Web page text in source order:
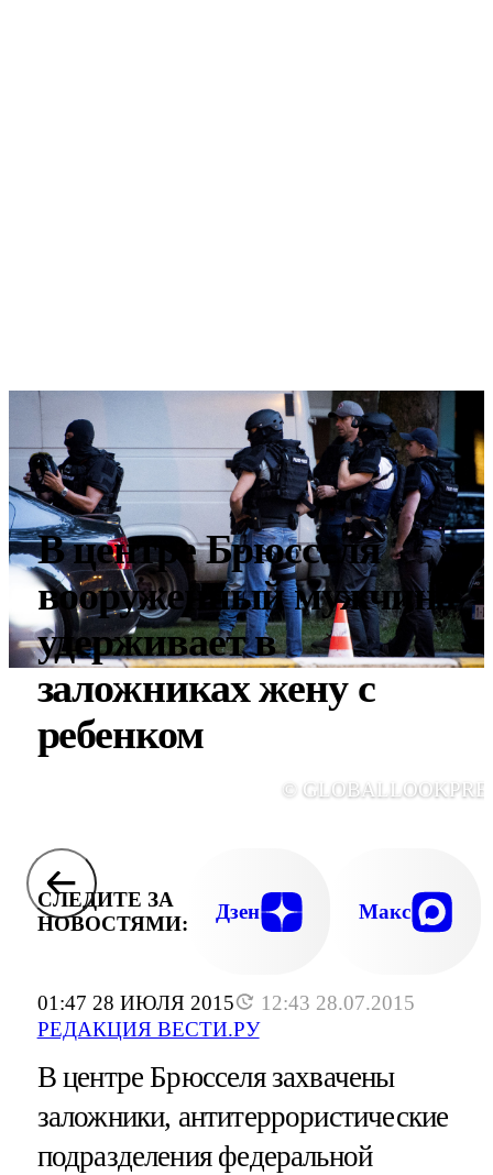
01:47 28 ИЮЛЯ 2015
12:43 28.07.2015
РЕДАКЦИЯ ВЕСТИ.РУ
В центре Брюсселя
вооруженный мужчина
удерживает в
заложниках жену с
ребенком
©
СЛЕДИТЕ ЗА
НОВОСТЯМИ:
Дзен Макс
В центре Брюсселя захвачены
заложники, антитеррористические
подразделения федеральной